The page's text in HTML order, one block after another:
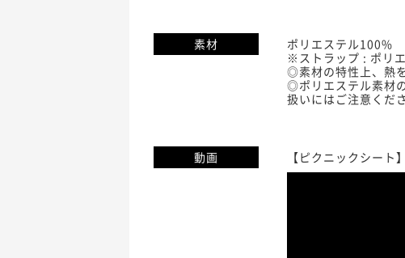
素材
ポリエステル100%
※ストラップ : ポリ
◎素材の特性上、熱
◎ポリエステル素材
扱いにはご注意くださ
動画 【ピクニックシー